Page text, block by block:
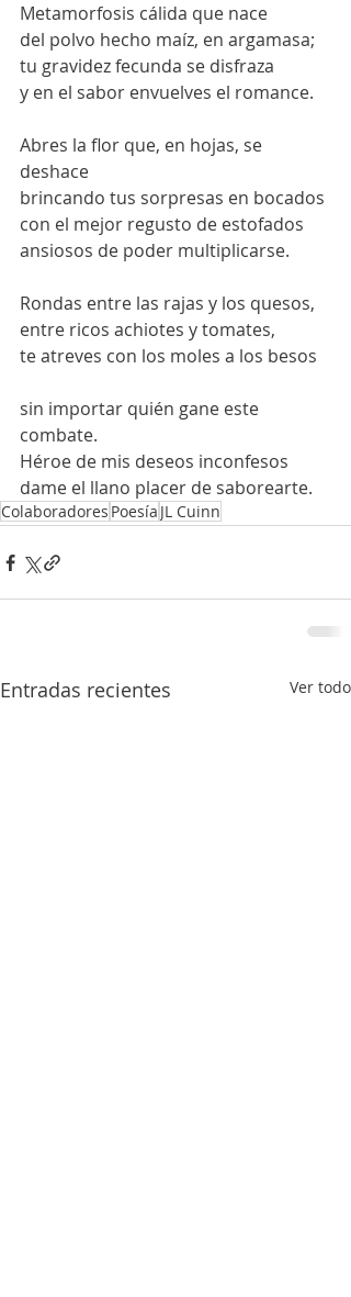
Metamorfosis cálida que nace
del polvo hecho maíz, en argamasa;
tu gravidez fecunda se disfraza
y en el sabor envuelves el romance.
Abres la flor que, en hojas, se
deshace
brincando tus sorpresas en bocados
con el mejor regusto de estofados
ansiosos de poder multiplicarse.
Rondas entre las rajas y los quesos,
entre ricos achiotes y tomates,
te atreves con los moles a los besos
sin importar quién gane este
combate.
Héroe de mis deseos inconfesos
dame el llano placer de saborearte.
Colaboradores Poesía JL Cuinn
Entradas recientes Ver todo